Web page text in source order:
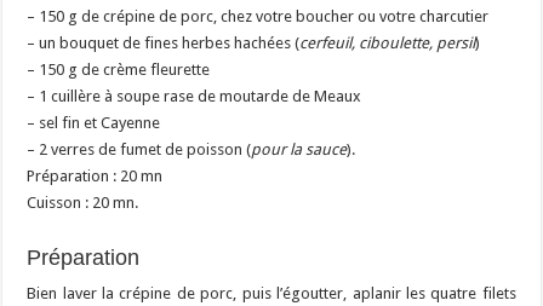
– 150 g de crépine de porc, chez votre boucher ou votre charcutier
– un bouquet de fines herbes hachées (cerfeuil, ciboulette, persil)
– 150 g de crème fleurette
– 1 cuillère à soupe rase de moutarde de Meaux
– sel fin et Cayenne
– 2 verres de fumet de poisson (pour la sauce).
Préparation : 20 mn
Cuisson : 20 mn.
Préparation
Bien laver la crépine de porc, puis l’égoutter, aplanir les quatre filets